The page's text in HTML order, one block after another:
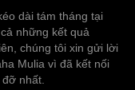
dài tám tháng tại
những kết quả
chúng tôi xin gửi lời
Mulia vì đã kết nối
nhất.